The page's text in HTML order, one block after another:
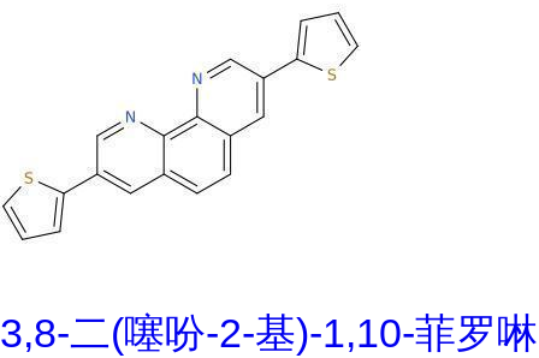
3,8-二(噻吩-2-基)-1,10-菲罗啉